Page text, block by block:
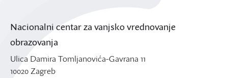
Nacionalni centar za vanjsko vrednovanje
obrazovanja
Ulica Damira Tomljanovića-Gavrana 11
10020 Zagreb